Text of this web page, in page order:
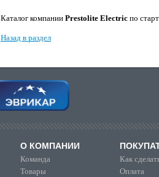
Каталог компании Prestolite Electric по
Назад в раздел
О КОМПАНИИ
Команда
Товары
Как
Оплата